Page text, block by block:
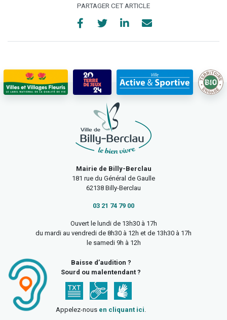
PARTAGER CET ARTICLE
Mairie de Billy-Berclau
181 rue du Général de Gaulle
62138 Billy-Berclau
03 21 74 79 00
Ouvert le lundi de 13h30 à 17h
du mardi au vendredi de 8h30 à 12h et de 13h30 à 17h
le samedi 9h à 12h
Baisse d’audition ?
Sourd ou malentendant ?
Appelez-nous en cliquant ici.